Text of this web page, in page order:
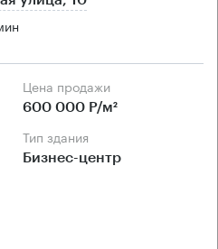
Цена продажи
600 000 Р/м²
Тип здания
Бизнес-центр